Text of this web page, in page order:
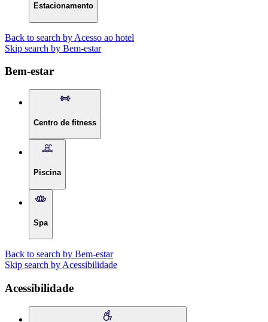
Estacionamento
Back to search by Acesso ao hotel
Skip search by Bem-estar
Bem-estar
Centro de fitness
Piscina
Spa
Back to search by Bem-estar
Skip search by Acessibilidade
Acessibilidade